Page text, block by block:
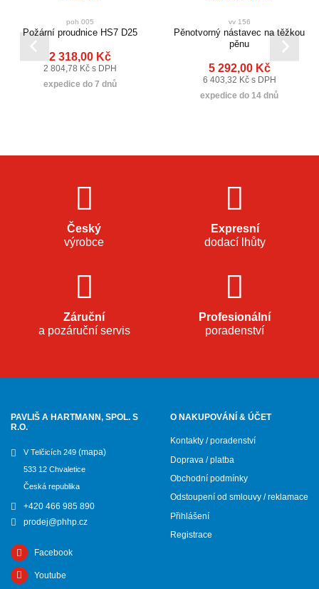
poh 005
Požární proudnice HS7 D25
2 318,00 Kč
2 804,78 Kč s DPH
expedice do 7 dnů
vv 156
Pěnotvorný nástavec na těžkou
pěnu
5 292,00 Kč
6 403,32 Kč s DPH
expedice do 14 dnů
Český
výrobce
Expresní
dodací lhůty
Záruční
a pozáruční servis
Profesionální
poradenství
PAVLIŠ A HARTMANN, SPOL. S
R.O.
V Telčicích 249 (mapa)
533 12 Chvaletice
Česká republika
+420 466 985 890
prodej@phhp.cz
Facebook
Youtube
O NAKUPOVÁNÍ & ÚČET
Kontakty / poradenství
Doprava / platba
Obchodní podmínky
Odstoupení od smlouvy / reklamace
Přihlášení
Registrace